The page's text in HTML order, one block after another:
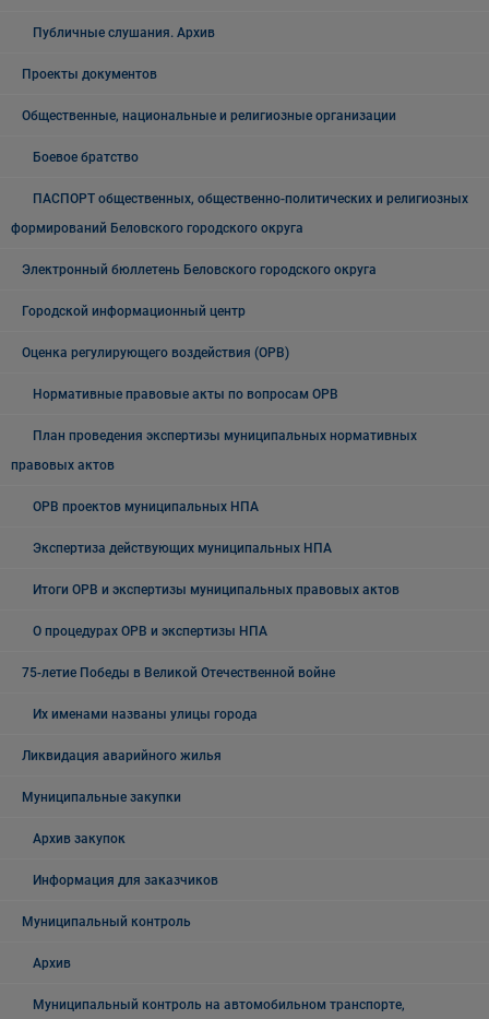
Публичные слушания. Архив
Проекты документов
Общественные, национальные и религиозные организации
Боевое братство
ПАСПОРТ общественных, общественно-политических и религиозных
формирований Беловского городского округа
Электронный бюллетень Беловского городского округа
Городской информационный центр
Оценка регулирующего воздействия (ОРВ)
Нормативные правовые акты по вопросам ОРВ
План проведения экспертизы муниципальных нормативных
правовых актов
ОРВ проектов муниципальных НПА
Экспертиза действующих муниципальных НПА
Итоги ОРВ и экспертизы муниципальных правовых актов
О процедурах ОРВ и экспертизы НПА
75-летие Победы в Великой Отечественной войне
Их именами названы улицы города
Ликвидация аварийного жилья
Муниципальные закупки
Архив закупок
Информация для заказчиков
Муниципальный контроль
Архив
Муниципальный контроль на автомобильном транспорте,